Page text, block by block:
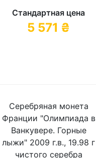
Стандартная цена
5 571 ₴
Серебряная монета
Франции "Олимпиада в
Ванкувере. Горные
лыжи" 2009 г.в., 19.98 г
чистого серебра